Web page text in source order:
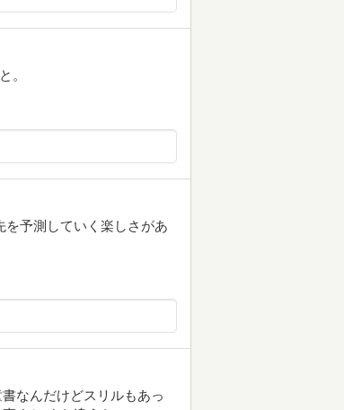
。
予測していく楽しさがあ
なんだけどスリルもあっ